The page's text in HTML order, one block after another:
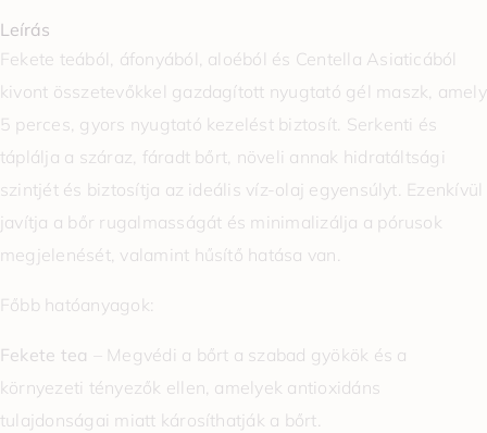
Leírás
Fekete teából, áfonyából, aloéból és Centella Asiaticából
kivont összetevőkkel gazdagított nyugtató gél maszk, amely
5 perces, gyors nyugtató kezelést biztosít. Serkenti és
táplálja a száraz, fáradt bőrt, növeli annak hidratáltsági
szintjét és biztosítja az ideális víz-olaj egyensúlyt. Ezenkívül
javítja a bőr rugalmasságát és minimalizálja a pórusok
megjelenését, valamint hűsítő hatása van.
Főbb hatóanyagok:
Fekete tea
– Megvédi a bőrt a szabad gyökök és a
környezeti tényezők ellen, amelyek antioxidáns
tulajdonságai miatt károsíthatják a bőrt.